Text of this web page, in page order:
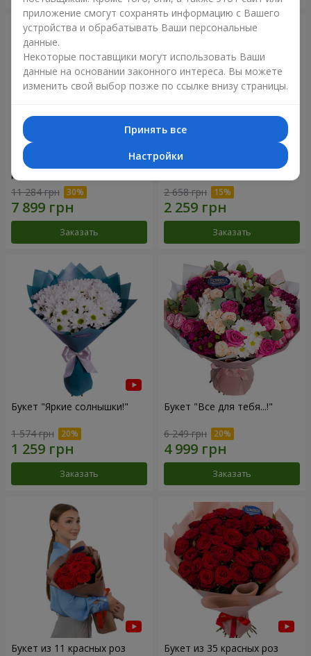
Цветы в коробке "101
розовая роза"
11 284 грн
Заказать
Букет "Цветочное Selfie!"
2 658 грн
Заказать
Букет "Яркие солнышки!"
1 574 грн
Заказать
Букет "Все для тебя...!"
6 249 грн
Заказать
Букет из 11 красных роз Букет из 35 красных роз
приложение смогут сохранять информацию с Вашего
устройства и обрабатывать Ваши персональные
данные.
Некоторые поставщики могут использовать Ваши
данные на основании законного интереса. Вы можете
изменить свой выбор позже по ссылке внизу страницы.
Принять все
Настройки